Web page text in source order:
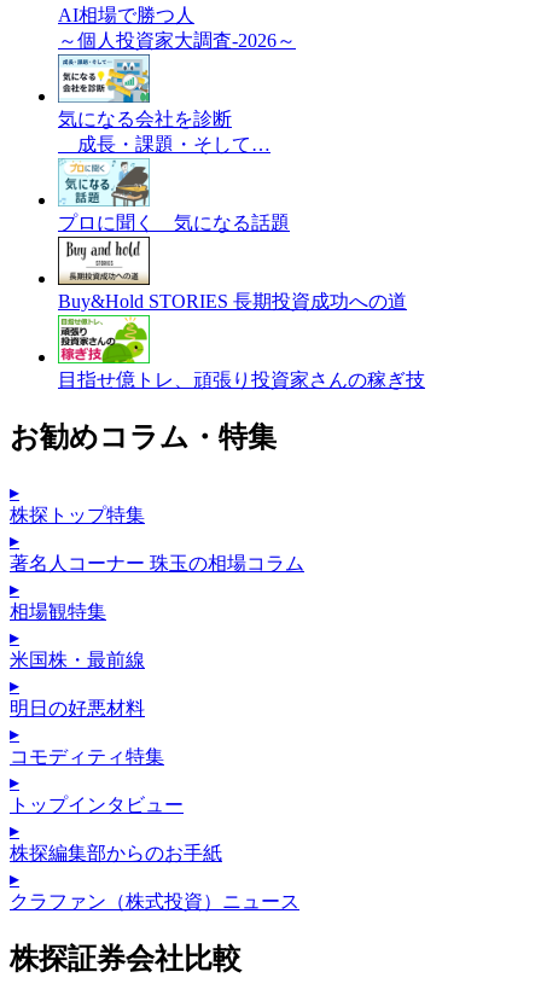
AI相場で勝つ人
～個人投資家大調査-2026～
気になる会社を診断
成長・課題・そして…
プロに聞く 気になる話題
Buy&Hold STORIES 長期投資成功への道
目指せ億トレ、頑張り投資家さんの稼ぎ技
お勧めコラム・特集
▸
株探トップ特集
▸
著名人コーナー 珠玉の相場コラム
▸
相場観特集
▸
米国株・最前線
▸
明日の好悪材料
▸
コモディティ特集
▸
トップインタビュー
▸
株探編集部からのお手紙
▸
クラファン（株式投資）ニュース
株探証券会社比較